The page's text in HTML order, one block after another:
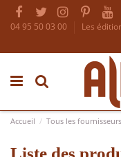
04 95 50 03 00 Les
Accueil Tous les fournisseurs
Liste des